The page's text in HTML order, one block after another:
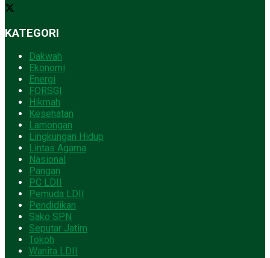
KATEGORI
Dakwah
Ekonomi
Energi
FORSGI
Hikmah
Kesehatan
Lamongan
Lingkungan Hidup
Lintas Agama
Nasional
Pangan
PC LDII
Pemuda LDII
Pendidikan
Sako SPN
Seputar Jatim
Tokoh
Wanita LDII